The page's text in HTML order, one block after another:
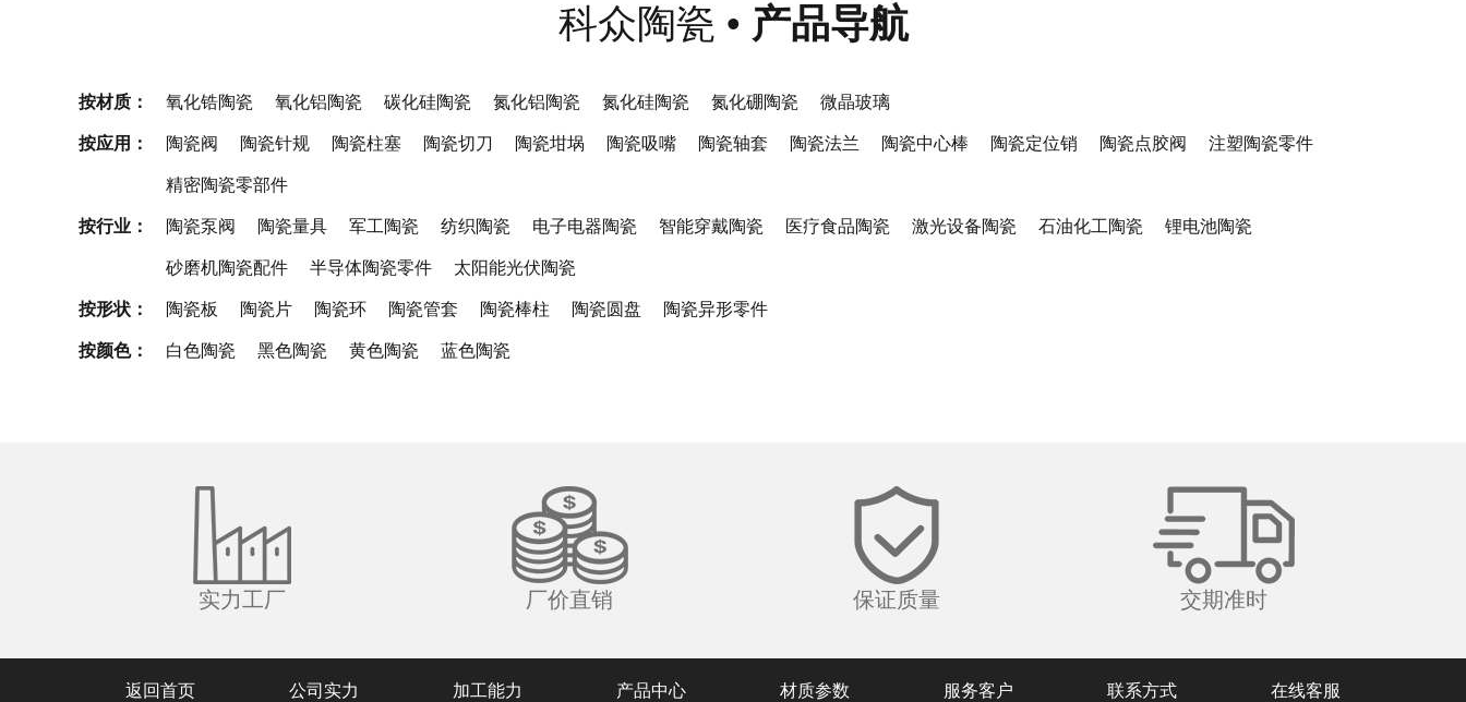
科众陶瓷 • 产品导航
按材质： 氧化锆陶瓷 氧化铝陶瓷 碳化硅陶瓷 氮化铝陶瓷 氮化硅陶瓷 氮化硼陶瓷 微晶玻璃
按应用： 陶瓷阀 陶瓷针规 陶瓷柱塞 陶瓷切刀 陶瓷坩埚 陶瓷吸嘴 陶瓷轴套 陶瓷法兰 陶瓷中心棒 陶瓷定位销 陶瓷点胶阀 注塑陶瓷零件
精密陶瓷零部件
按行业： 陶瓷泵阀 陶瓷量具 军工陶瓷 纺织陶瓷 电子电器陶瓷 智能穿戴陶瓷 医疗食品陶瓷 激光设备陶瓷 石油化工陶瓷 锂电池陶瓷
砂磨机陶瓷配件 半导体陶瓷零件 太阳能光伏陶瓷
按形状： 陶瓷板 陶瓷片 陶瓷环 陶瓷管套 陶瓷棒柱 陶瓷圆盘 陶瓷异形零件
按颜色： 白色陶瓷 黑色陶瓷 黄色陶瓷 蓝色陶瓷
实力工厂 厂价直销 保证质量 交期准时
返回首页 公司实力 加工能力 产品中心 材质参数 服务客户 联系方式 在线客服